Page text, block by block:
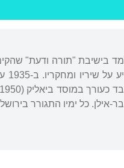
בישיבת "תורה ודעת"
כל ימיו התגורר